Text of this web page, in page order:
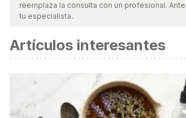
vigencia y validez.La bibliografía de este
científica.
Karimi, E., Nouri, M., Hejripoor, S. Z., &
Complications and hazards associated
A narrative review.Infectious Disorders-
(Formerly Current Drug Targets-
reemplaza la consulta con un profesional.
tu especialista.
Artículos interesantes